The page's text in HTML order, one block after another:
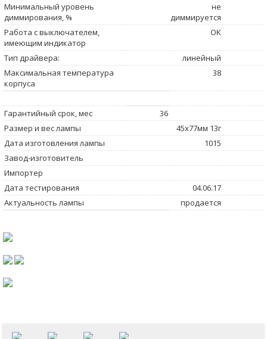
Минимальный уровень
диммирования, %
не
диммируется
Работа с выключателем,
имеющим индикатор
OK
Тип драйвера:
линейный
Максимальная температура
корпуса
38
Гарантийный срок, мес
36
Размер и вес лампы
45x77мм 13г
Дата изготовления лампы
1015
Завод-изготовитель
Импортер
Дата тестирования
04.06.17
Актуальность лампы
продается